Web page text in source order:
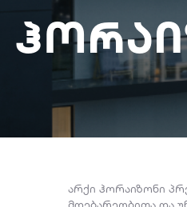
არქი ჰორაიზონი